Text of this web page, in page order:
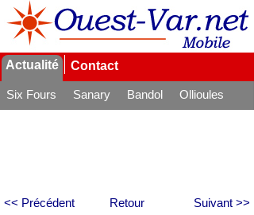
Actualité Contact
Six Fours Sanary Bandol
Ollioules
Retour
<< Précédent Suivant >>